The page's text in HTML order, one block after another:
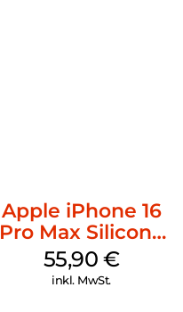
Apple iPhone 16
Pro Max Silicone
Case MagSafe
Stone Gray
55,90 €
inkl. MwSt.